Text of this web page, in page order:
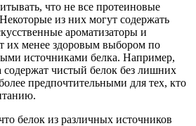
что не все протеиновые
из них могут содержать
ароматизаторы и
их менее здоровым выбором по
источниками белка. Например,
чистый белок без лишних
предпочтительными для тех, кто
белок из различных источников